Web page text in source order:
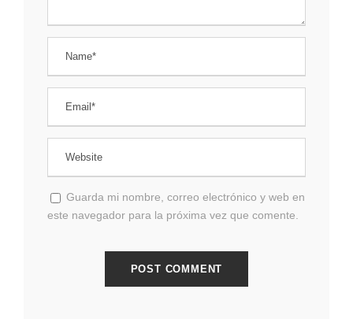
Guarda mi nombre, correo electrónico y web en
este navegador para la próxima vez que comente.